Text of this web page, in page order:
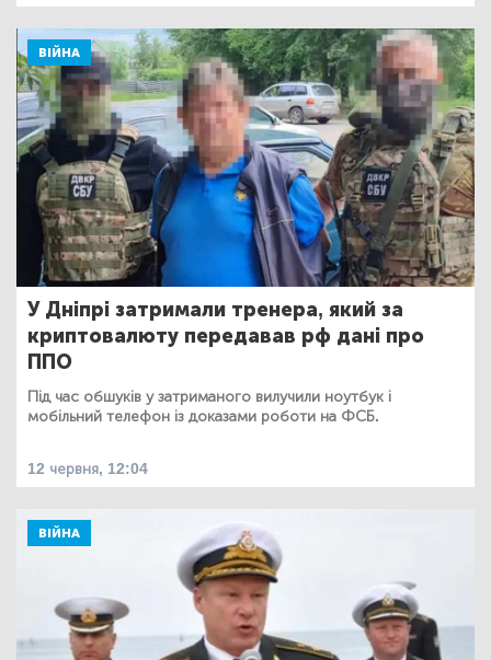
ВІЙНА
У Дніпрі затримали тренера, який за
криптовалюту передавав рф дані про
ППО
Під час обшуків у затриманого вилучили ноутбук і
мобільний телефон із доказами роботи на ФСБ.
12 червня, 12:04
ВІЙНА